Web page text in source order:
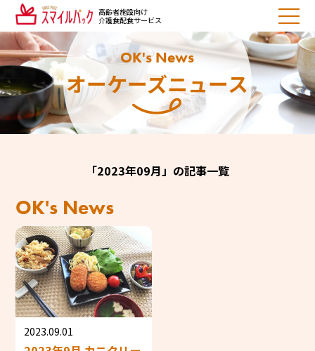
高齢者施設向け
介護食配食サービス
OK's News
オーケーズニュース
「2023年09月」の記事一覧
OK's News
2023.09.01